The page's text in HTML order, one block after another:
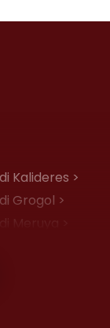
Kalideres >
Grogol >
Meruya >
Joglo >